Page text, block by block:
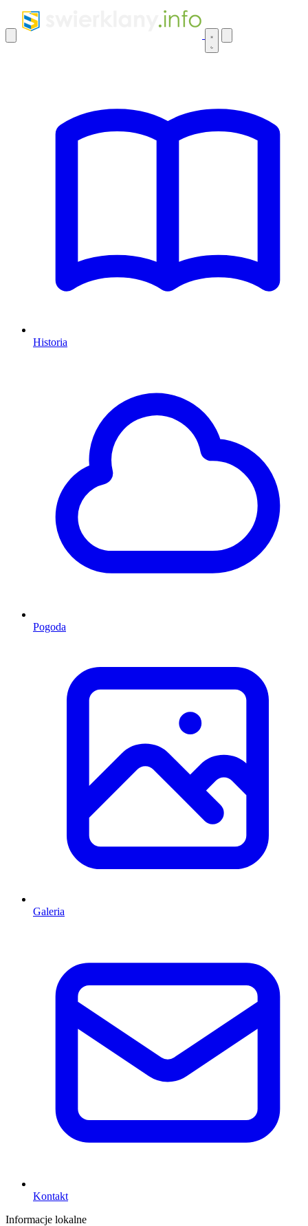
Historia
Pogoda
Galeria
Kontakt
Informacje lokalne